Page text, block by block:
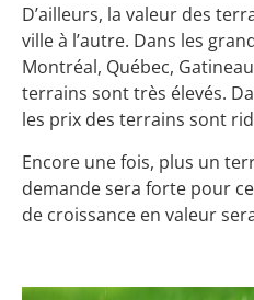
D’ailleurs, la valeur des
ville à l’autre. Dans les
Montréal, Québec,
terrains sont très élevés.
les prix des terrains sont
Encore une fois, plus un
demande sera forte pour
de croissance en valeur